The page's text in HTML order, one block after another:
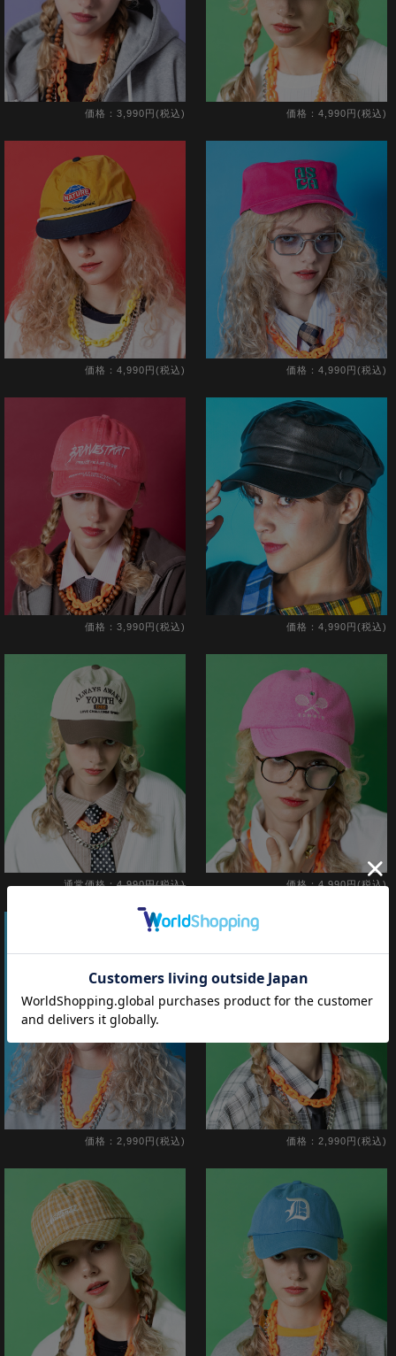
価格：3,990円(税込) 価格：4,990円(税込)
価格：4,990円(税込) 価格：4,990円(税込)
価格：3,990円(税込) 価格：4,990円(税込)
通常価格：4,990円(税込)
価格：4,990円(税込)
価格：2,990円(税込) 価格：2,990円(税込)